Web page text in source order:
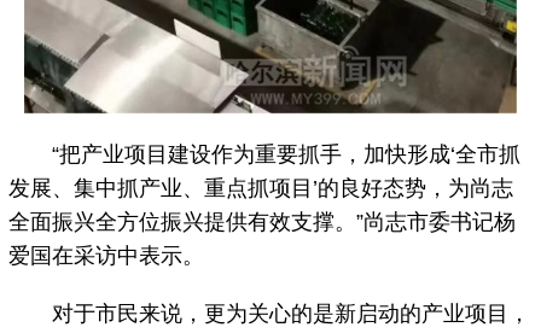
“把产业项目建设作为重要抓手，加快形成‘全市抓
发展、集中抓产业、重点抓项目’的良好态势，为尚志
全面振兴全方位振兴提供有效支撑。”尚志市委书记杨
爱国在采访中表示。
对于市民来说，更为关心的是新启动的产业项目，